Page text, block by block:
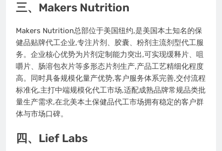
三、Makers Nutrition
Makers Nutrition总部位于美国纽约,是美国本土知名的保
健品贴牌代工企业,专注片剂、胶囊、粉剂主流剂型代工服
务。企业核心优势为片剂定制能力突出,可实现缓释片、咀
嚼片、肠溶包衣片等多形态片剂生产,产品工艺精细化程度
高。同时具备规模化量产优势,客户服务体系完善,交付流程
标准化,主打中端规模化代工市场,适配成熟品牌常规品类批
量生产需求,在北美本土保健品代工市场拥有稳定的客户群
体与市场口碑。
四、Lief Labs